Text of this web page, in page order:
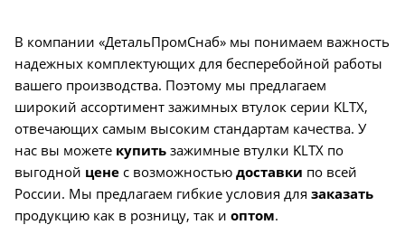
В компании «ДетальПромСнаб» мы понимаем важность
надежных комплектующих для бесперебойной работы
вашего производства. Поэтому мы предлагаем
широкий ассортимент зажимных втулок серии KLTX,
отвечающих самым высоким стандартам качества. У
нас вы можете купить зажимные втулки KLTX по
выгодной цене с возможностью доставки по всей
России. Мы предлагаем гибкие условия для заказать
продукцию как в розницу, так и оптом.